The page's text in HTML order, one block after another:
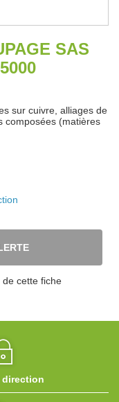
SAS
sur cuivre, alliages de
composées (matières
cette fiche
direction